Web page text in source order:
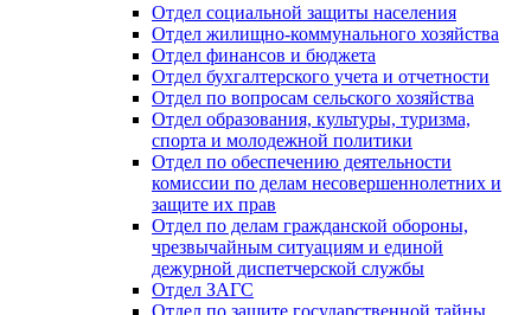
Отдел социальной защиты населения
Отдел жилищно-коммунального хозяйства
Отдел финансов и бюджета
Отдел бухгалтерского учета и отчетности
Отдел по вопросам сельского хозяйства
Отдел образования, культуры, туризма,
спорта и молодежной политики
Отдел по обеспечению деятельности
комиссии по делам несовершеннолетних и
защите их прав
Отдел по делам гражданской обороны,
чрезвычайным ситуациям и единой
дежурной диспетчерской службы
Отдел ЗАГС